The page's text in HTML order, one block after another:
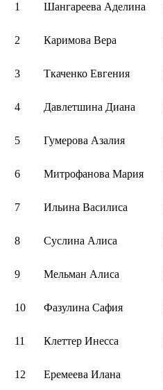
1 Шангареева Аделина
2 Каримова Вера
3 Ткаченко Евгения
4 Давлетшина Диана
5 Гумерова Азалия
6 Митрофанова Мария
7 Ильина Василиса
8 Суслина Алиса
9 Мельман Алиса
10 Фазулина Сафия
11 Клеттер Инесса
12 Еремеева Илана